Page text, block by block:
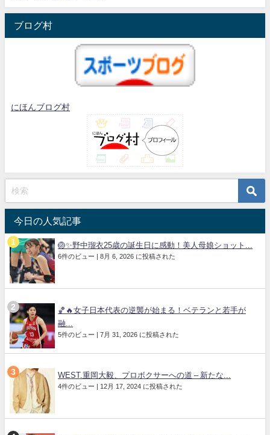
ブログ村
にほんブログ村
今日の人気記事
🏐✨野中瑠衣25歳の誕生日に感動！美人母娘ショット...
6件のビュー | 8月 6, 2026 に投稿された
🏀🔥女子日本代表の逆襲が始まる！ベテランと若手が
融...
5件のビュー | 7月 31, 2026 に投稿された
WEST.重岡大毅、プロボクサーへの道 – 新たな...
4件のビュー | 12月 17, 2024 に投稿された